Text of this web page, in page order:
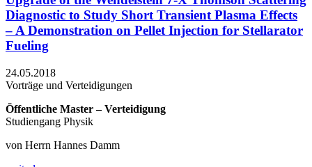
Diagnostic to Study Short Transient Plasma Effects
– A Demonstration on Pellet Injection for Stellarator
Fueling
24.05.2018
Vorträge und Verteidigungen
Öffentliche Master – Verteidigung
Studiengang Physik
von Herrn Hannes Damm